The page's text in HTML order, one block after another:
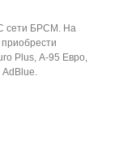
сети БРСМ. На
Plus, А-95 Евро,
AdBlue.